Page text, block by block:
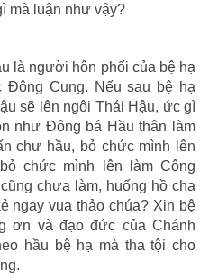
mà luận như vậy?
là người hôn phối của bệ hạ
Cung. Nếu sau bệ hạ
sẽ lên ngôi Thái Hậu, ức gì
như Ðông bá Hầu thân làm
chư hầu, bỏ chức mình lên
chức mình lên làm Công
chưa làm, huống hồ cha
ngay vua thảo chúa? Xin bệ
ơn và đạo đức của Chánh
hầu bệ hạ mà tha tội cho